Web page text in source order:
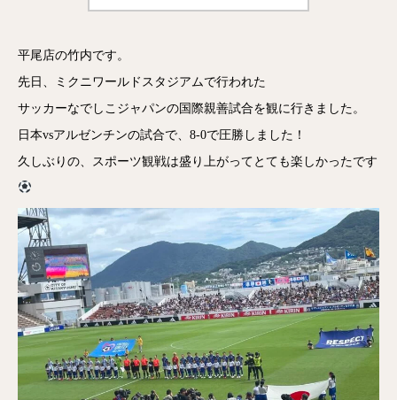
平尾店の竹内です。
先日、ミクニワールドスタジアムで行われた
サッカーなでしこジャパンの国際親善試合を観に行きました。
日本vsアルゼンチンの試合で、8-0で圧勝しました！
久しぶりの、スポーツ観戦は盛り上がってとても楽しかったです